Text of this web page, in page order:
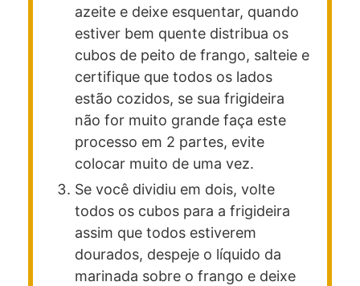
azeite e deixe esquentar, quando
estiver bem quente distribua os
cubos de peito de frango, salteie e
certifique que todos os lados
estão cozidos, se sua frigideira
não for muito grande faça este
processo em 2 partes, evite
colocar muito de uma vez.
Se você dividiu em dois, volte
todos os cubos para a frigideira
assim que todos estiverem
dourados, despeje o líquido da
marinada sobre o frango e deixe